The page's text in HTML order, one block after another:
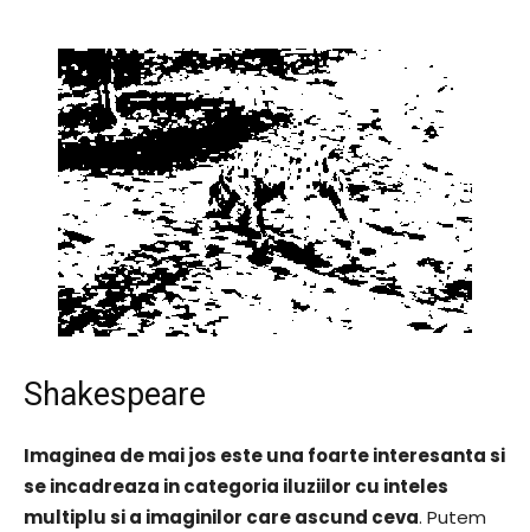
Shakespeare
Imaginea de mai jos este una foarte interesanta si
se incadreaza in categoria iluziilor cu inteles
multiplu si a imaginilor care ascund ceva. Putem